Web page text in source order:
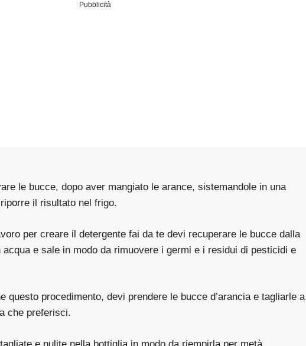
Pubblicità
le bucce, dopo aver mangiato le arance, sistemandole in una
il risultato nel frigo.
per creare il detergente fai da te devi recuperare le bucce dalla
e sale in modo da rimuovere i germi e i residui di pesticidi e
questo procedimento, devi prendere le bucce d’arancia e tagliarle a
che preferisci.
e pulite nella bottiglia in modo da riempirla per metà.